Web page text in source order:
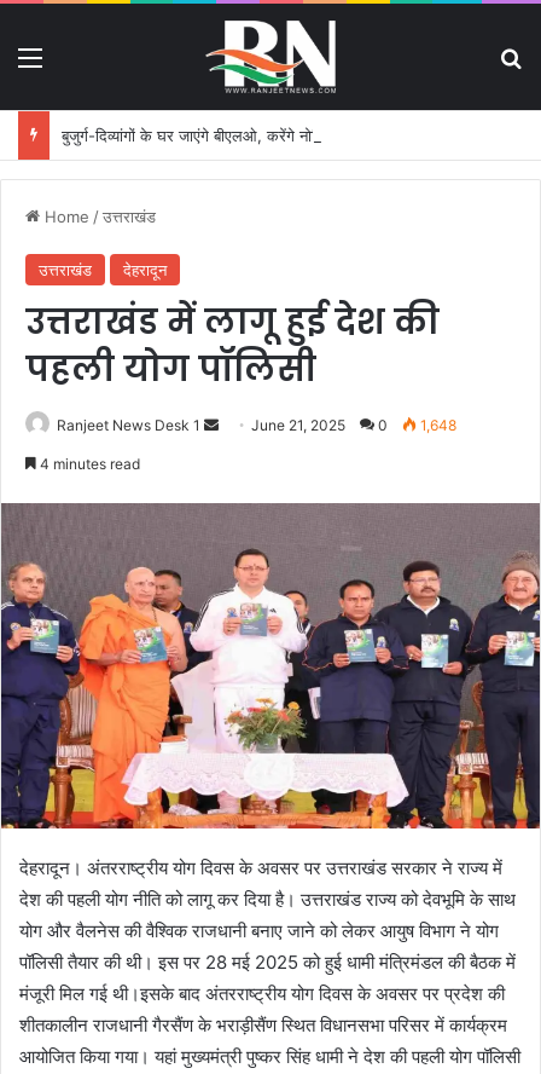
बुजुर्ग-दिव्यांगों के घर जाएंगे बीएलओ, करेंगे नोटिसों का निस्तारण
Home /उत्तराखंड
उत्तराखंड देहरादून
उत्तराखंड में लागू हुई देश की
पहली योग पॉलिसी
Ranjeet News Desk 1
e
m
i
June 21, 2025 0 1,648
4 minutes read
देहरादून। अंतरराष्ट्रीय योग दिवस के अवसर पर उत्तराखंड सरकार ने राज्य में
देश की पहली योग नीति को लागू कर दिया है। उत्तराखंड राज्य को देवभूमि के साथ
योग और वैलनेस की वैश्विक राजधानी बनाए जाने को लेकर आयुष विभाग ने योग
पॉलिसी तैयार की थी। इस पर 28 मई 2025 को हुई धामी मंत्रिमंडल की बैठक में
मंजूरी मिल गई थी।इसके बाद अंतरराष्ट्रीय योग दिवस के अवसर पर प्रदेश की
शीतकालीन राजधानी गैरसैंण के भराड़ीसैंण स्थित विधानसभा परिसर में कार्यक्रम
आयोजित किया गया। यहां मुख्यमंत्री पुष्कर सिंह धामी ने देश की पहली योग पॉलिसी